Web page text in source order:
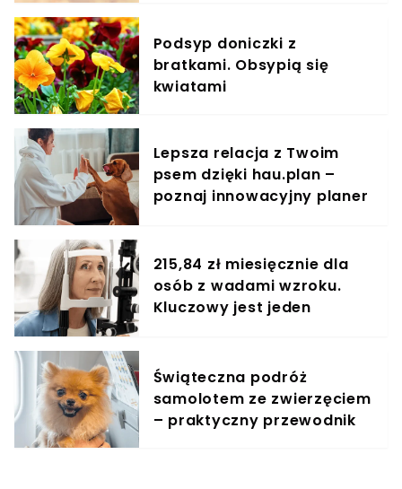
Podsyp doniczki z
bratkami. Obsypią się
kwiatami
Lepsza relacja z Twoim
psem dzięki hau.plan –
poznaj innowacyjny planer
215,84 zł miesięcznie dla
osób z wadami wzroku.
Kluczowy jest jeden
Świąteczna podróż
samolotem ze zwierzęciem
– praktyczny przewodnik